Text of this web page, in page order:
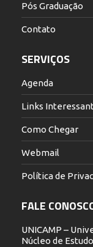
Pós Graduação
Contato
SERVIÇOS
Agenda
Links
Como Chegar
Webmail
Política de
FALE
UNICAMP –
Núcleo de